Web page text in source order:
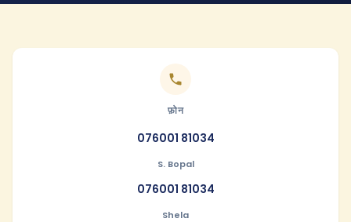
फ़ोन
076001 81034
S. Bopal
076001 81034
Shela